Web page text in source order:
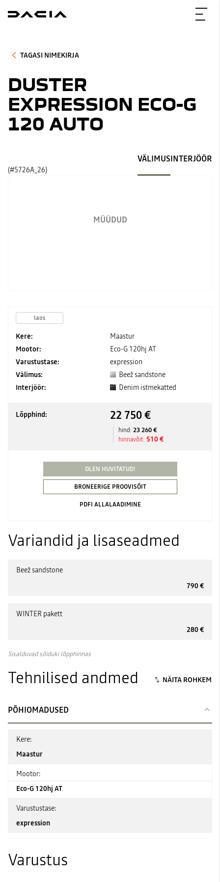
TAGASI NIMEKIRJA
DUSTER
EXPRESSION ECO-G
120 AUTO
MÜÜDUD
(#5726A_26)
VÄLIMUSINTERJÖÖR
laos
Kere:
Maastur
Mootor:
Eco-G 120hj AT
Varustustase:
expression
Välimus:
Beež sandstone
Interjöör:
Denim istmekatted
Lõpphind: 22 750 €
hind: 23 260 €
hinnavõit: 510 €
OLEN HUVITATUD!
BRONEERIGE PROOVISÕIT
PDFI ALLALAADIMINE
Variandid ja lisaseadmed
Beež sandstone
790 €
WINTER pakett
280 €
Sisalduvad sõiduki lõpphinnas
Tehnilised andmed
PÕHIOMADUSED
Kere:
Maastur
Mootor:
Eco-G 120hj AT
Varustustase:
expression
Varustus